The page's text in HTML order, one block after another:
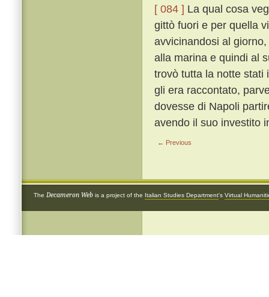
[ 084 ] La qual cosa
gittò fuori e per quella
avvicinandosi al
alla marina e quindi al
trovò tutta la notte
gli era raccontato,
dovesse di Napoli
avendo il suo investito
← Previous
The Decameron Web is a project of the Italian Studies Department's Virtual